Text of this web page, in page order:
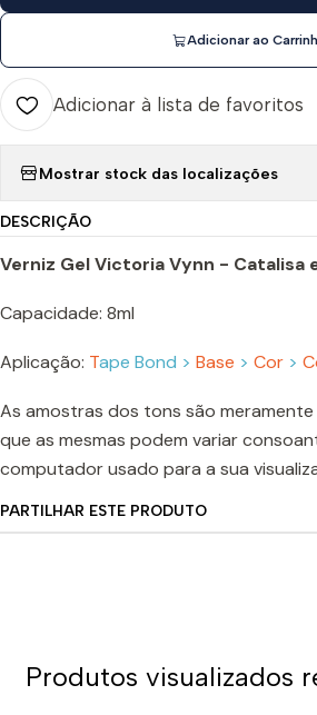
Adicionar ao
Adicionar à lista de favoritos
Mostrar stock das localizações
DESCRIÇÃO
Verniz Gel Victoria Vynn - Catalisa
Capacidade: 8ml
Aplicação: Tape Bond > Base > Cor >
As amostras dos tons são meramente
que as mesmas podem variar
computador usado para a sua
PARTILHAR ESTE PRODUTO
Produtos visualizados